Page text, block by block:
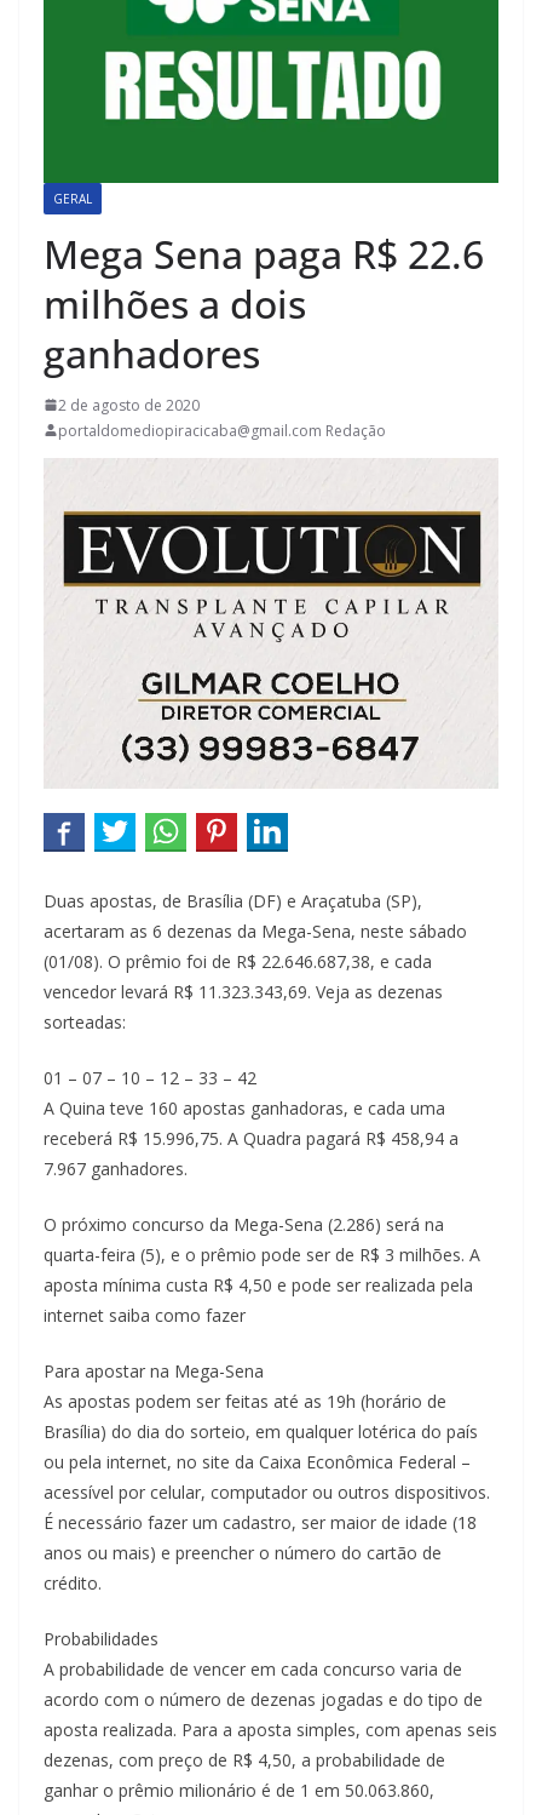
GERAL
Mega Sena paga R$ 22.6
milhões a dois
ganhadores
2 de agosto de 2020
portaldomediopiracicaba@gmail.com Redação
Duas apostas, de Brasília (DF) e Araçatuba (SP),
acertaram as 6 dezenas da Mega-Sena, neste sábado
(01/08). O prêmio foi de R$ 22.646.687,38, e cada
vencedor levará R$ 11.323.343,69. Veja as dezenas
sorteadas:
01 – 07 – 10 – 12 – 33 – 42
A Quina teve 160 apostas ganhadoras, e cada uma
receberá R$ 15.996,75. A Quadra pagará R$ 458,94 a
7.967 ganhadores.
O próximo concurso da Mega-Sena (2.286) será na
quarta-feira (5), e o prêmio pode ser de R$ 3 milhões. A
aposta mínima custa R$ 4,50 e pode ser realizada pela
internet saiba como fazer
Para apostar na Mega-Sena
As apostas podem ser feitas até as 19h (horário de
Brasília) do dia do sorteio, em qualquer lotérica do país
ou pela internet, no site da Caixa Econômica Federal –
acessível por celular, computador ou outros dispositivos.
É necessário fazer um cadastro, ser maior de idade (18
anos ou mais) e preencher o número do cartão de
crédito.
Probabilidades
A probabilidade de vencer em cada concurso varia de
acordo com o número de dezenas jogadas e do tipo de
aposta realizada. Para a aposta simples, com apenas seis
dezenas, com preço de R$ 4,50, a probabilidade de
ganhar o prêmio milionário é de 1 em 50.063.860,